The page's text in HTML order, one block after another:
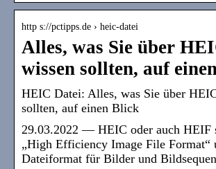
http s://pctipps.de › heic-datei
Alles, was Sie über
wissen sollten, auf
HEIC Datei: Alles, was Sie über
sollten, auf einen Blick
29.03.2022 — HEIC oder auch HEIF
„High Efficiency Image File Format“
Dateiformat für Bilder und